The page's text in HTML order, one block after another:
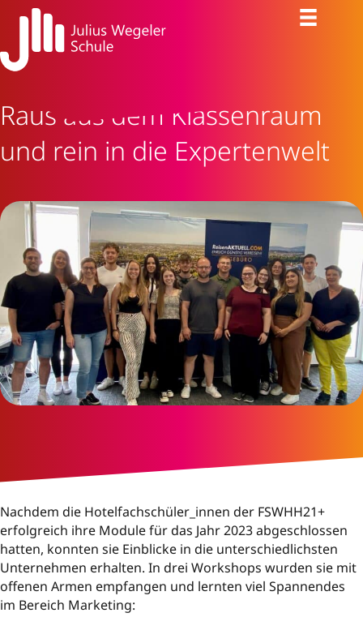
Raus aus dem Klassenraum
und rein in die Expertenwelt
Nachdem die Hotelfachschüler_innen der FSWHH21+
erfolgreich ihre Module für das Jahr 2023 abgeschlossen
hatten, konnten sie Einblicke in die unterschiedlichsten
Unternehmen erhalten. In drei Workshops wurden sie mit
offenen Armen empfangen und lernten viel Spannendes
im Bereich Marketing: